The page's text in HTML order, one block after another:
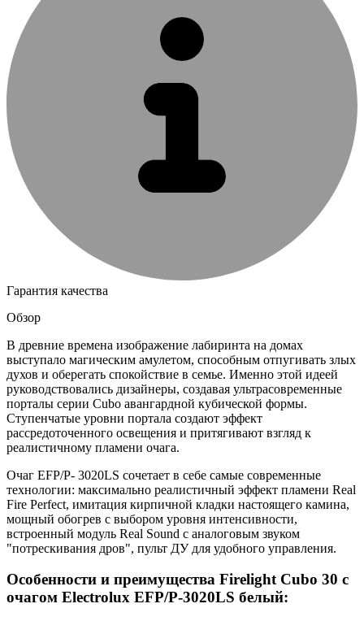
Гарантия качества
Обзор
В древние времена изображение лабиринта на домах
выступало магическим амулетом, способным отпугивать злых
духов и оберегать спокойствие в семье. Именно этой идеей
руководствовались дизайнеры, создавая ультрасовременные
порталы серии Cubo авангардной кубической формы.
Ступенчатые уровни портала создают эффект
рассредоточенного освещения и притягивают взгляд к
реалистичному пламени очага.
Очаг EFP/P- 3020LS сочетает в себе самые современные
технологии: максимально реалистичный эффект пламени Real
Fire Perfect, имитация кирпичной кладки настоящего камина,
мощный обогрев с выбором уровня интенсивности,
встроенный модуль Real Sound с аналоговым звуком
"потрескивания дров", пульт ДУ для удобного управления.
Особенности и преимущества Firelight Cubo 30 с
очагом Electrolux EFP/P-3020LS белый: